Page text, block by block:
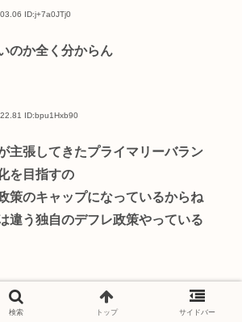
ID:j+7a0JTj0
のか全く分からん
ID:bpu1Hxb90
主張してきたプライマリーバラン
を目指すの
策のキャップになっているからね
違う独自のデフレ政策やっている
検索 トップ サイドバー